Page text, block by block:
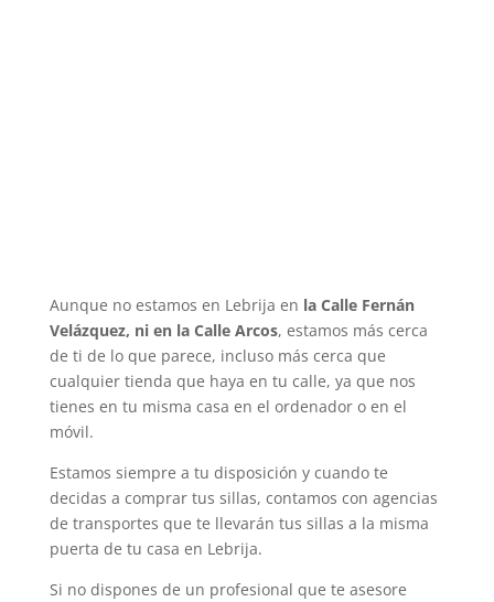
Aunque no estamos en Lebrija en la Calle Fernán
Velázquez, ni en la Calle Arcos, estamos más cerca
de ti de lo que parece, incluso más cerca que
cualquier tienda que haya en tu calle, ya que nos
tienes en tu misma casa en el ordenador o en el
móvil.
Estamos siempre a tu disposición y cuando te
decidas a comprar tus sillas, contamos con agencias
de transportes que te llevarán tus sillas a la misma
puerta de tu casa en Lebrija.
Si no dispones de un profesional que te asesore